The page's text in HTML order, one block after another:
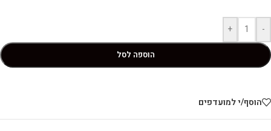
-
+
הוספה לסל
הוסף/י למועדפים